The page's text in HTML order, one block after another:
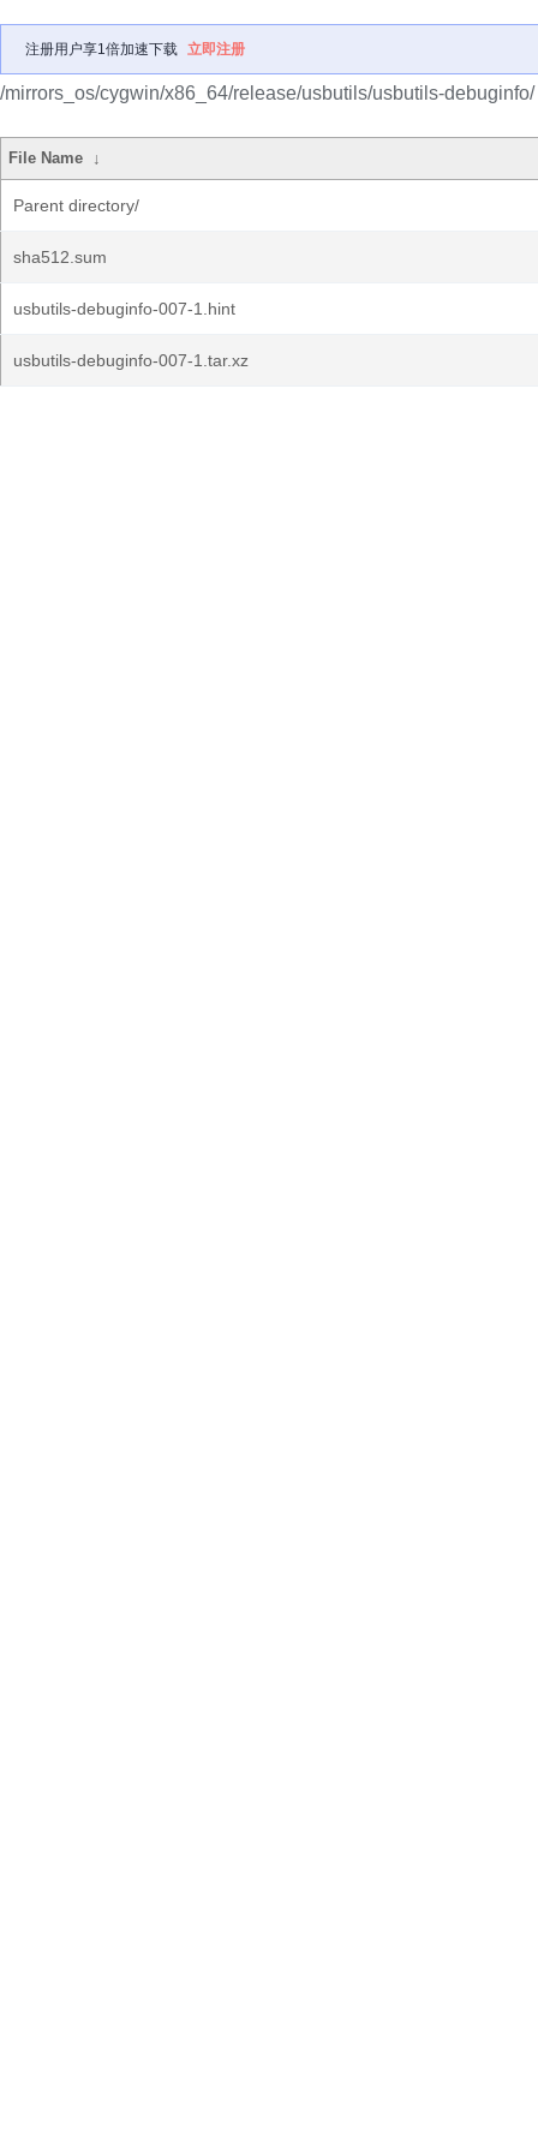
注册用户享1倍加速下载 立即注册
/mirrors_os/cygwin/x86_64/release/usbutils/usbutils-debuginfo/
File Name ↓
Parent directory/
sha512.sum
usbutils-debuginfo-007-1.hint
usbutils-debuginfo-007-1.tar.xz